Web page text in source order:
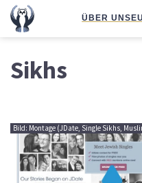
ÜBER UNS
Sikhs
Bild: Montage (JDate, Single Sikhs,